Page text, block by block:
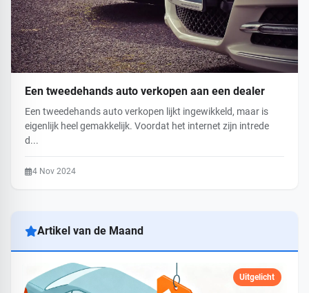
Een tweedehands auto verkopen aan een dealer
Een tweedehands auto verkopen lijkt ingewikkeld, maar is
eigenlijk heel gemakkelijk. Voordat het internet zijn intrede
d...
4 Nov 2024
Artikel van de Maand
Uitgelicht